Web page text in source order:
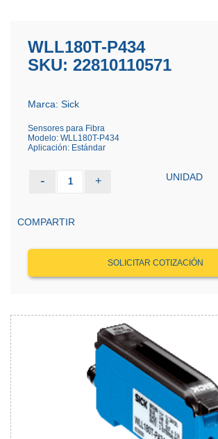
WLL180T-P434
SKU: 22810110571
Marca: Sick
Sensores para Fibra
Modelo: WLL180T-P434
Aplicación: Estándar
- 1 + UNIDAD
COMPARTIR
SOLICITAR COTIZACIÓN